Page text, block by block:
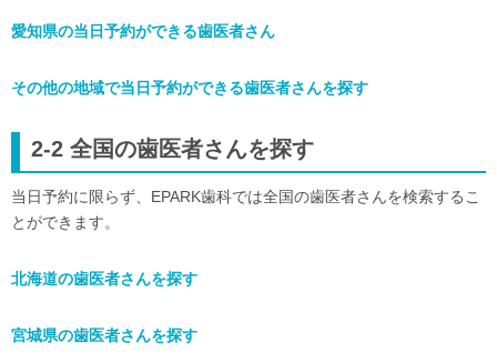
愛知県の当日予約ができる歯医者さん
その他の地域で当日予約ができる歯医者さんを探す
2-2 全国の歯医者さんを探す
当日予約に限らず、EPARK歯科では全国の歯医者さんを検索するこ
とができます。
北海道の歯医者さんを探す
宮城県の歯医者さんを探す